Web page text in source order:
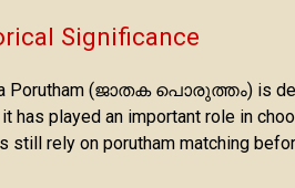
Significance
Porutham (ജാതക പൊരുത്തം) is
it has played an important role in
still rely on porutham matching